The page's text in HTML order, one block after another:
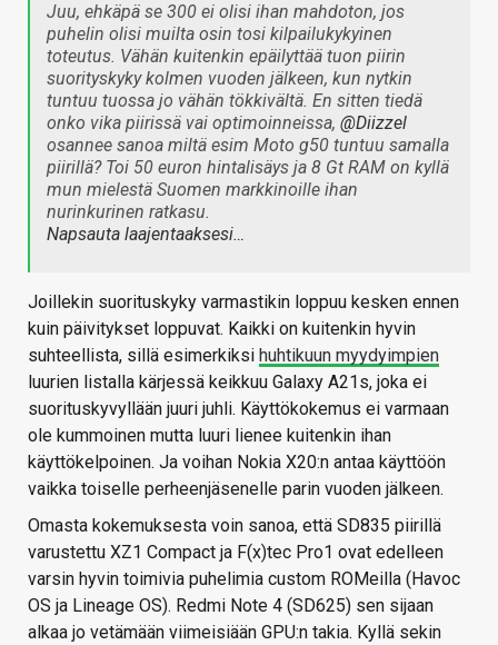
Juu, ehkäpä se 300 ei olisi ihan mahdoton, jos
puhelin olisi muilta osin tosi kilpailukykyinen
toteutus. Vähän kuitenkin epäilyttää tuon piirin
suorityskyky kolmen vuoden jälkeen, kun nytkin
tuntuu tuossa jo vähän tökkivältä. En sitten tiedä
onko vika piirissä vai optimoinneissa, @Diizzel
osannee sanoa miltä esim Moto g50 tuntuu samalla
piirillä? Toi 50 euron hintalisäys ja 8 Gt RAM on kyllä
mun mielestä Suomen markkinoille ihan
nurinkurinen ratkasu.
Napsauta laajentaaksesi…
Joillekin suorituskyky varmastikin loppuu kesken ennen
kuin päivitykset loppuvat. Kaikki on kuitenkin hyvin
suhteellista, sillä esimerkiksi huhtikuun myydyimpien
luurien listalla kärjessä keikkuu Galaxy A21s, joka ei
suorituskyvyllään juuri juhli. Käyttökokemus ei varmaan
ole kummoinen mutta luuri lienee kuitenkin ihan
käyttökelpoinen. Ja voihan Nokia X20:n antaa käyttöön
vaikka toiselle perheenjäsenelle parin vuoden jälkeen.
Omasta kokemuksesta voin sanoa, että SD835 piirillä
varustettu XZ1 Compact ja F(x)tec Pro1 ovat edelleen
varsin hyvin toimivia puhelimia custom ROMeilla (Havoc
OS ja Lineage OS). Redmi Note 4 (SD625) sen sijaan
alkaa jo vetämään viimeisiään GPU:n takia. Kyllä sekin